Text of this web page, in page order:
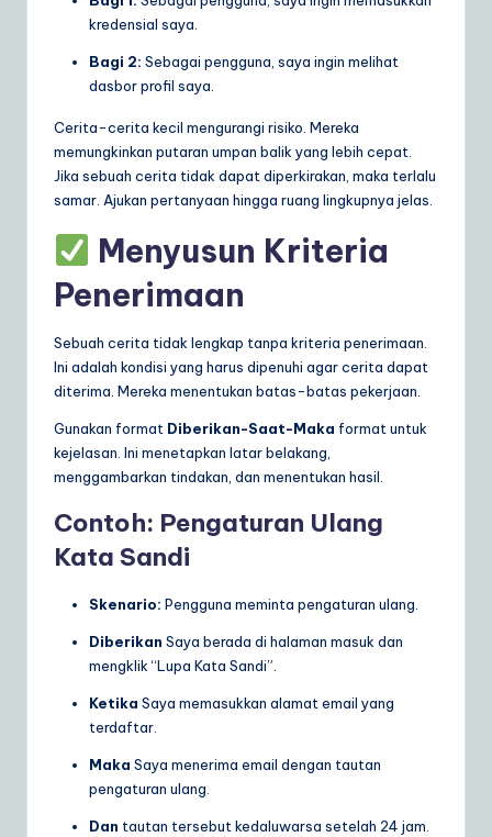
kredensial saya.
Bagi 2: Sebagai pengguna, saya ingin melihat
dasbor profil saya.
Cerita-cerita kecil mengurangi risiko. Mereka
memungkinkan putaran umpan balik yang lebih cepat.
Jika sebuah cerita tidak dapat diperkirakan, maka terlalu
samar. Ajukan pertanyaan hingga ruang lingkupnya jelas.
Menyusun Kriteria
Penerimaan
Sebuah cerita tidak lengkap tanpa kriteria penerimaan.
Ini adalah kondisi yang harus dipenuhi agar cerita dapat
diterima. Mereka menentukan batas-batas pekerjaan.
Gunakan format Diberikan-Saat-Maka format untuk
kejelasan. Ini menetapkan latar belakang,
menggambarkan tindakan, dan menentukan hasil.
Contoh: Pengaturan Ulang
Kata Sandi
Skenario: Pengguna meminta pengaturan ulang.
Diberikan Saya berada di halaman masuk dan
mengklik “Lupa Kata Sandi”.
Ketika Saya memasukkan alamat email yang
terdaftar.
Maka Saya menerima email dengan tautan
pengaturan ulang.
Dan tautan tersebut kedaluwarsa setelah 24 jam.